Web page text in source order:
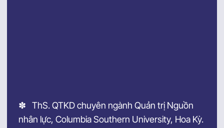
✽ ThS. QTKD chuyên ngành Quản trị Nguồn
nhân lực, Columbia Southern University, Hoa Kỳ.